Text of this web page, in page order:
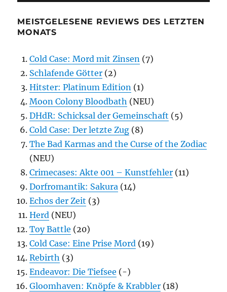
MEISTGELESENE REVIEWS DES LETZTEN
MONATS
Cold Case: Mord mit Zinsen (7)
Schlafende Götter (2)
Hitster: Platinum Edition (1)
Moon Colony Bloodbath (NEU)
DHdR: Schicksal der Gemeinschaft (5)
Cold Case: Der letzte Zug (8)
The Bad Karmas and the Curse of the Zodiac
(NEU)
Crimecases: Akte 001 – Kunstfehler (11)
Dorfromantik: Sakura (14)
Echos der Zeit (3)
Herd (NEU)
Toy Battle (20)
Cold Case: Eine Prise Mord (19)
Rebirth (3)
Endeavor: Die Tiefsee (-)
Gloomhaven: Knöpfe & Krabbler (18)